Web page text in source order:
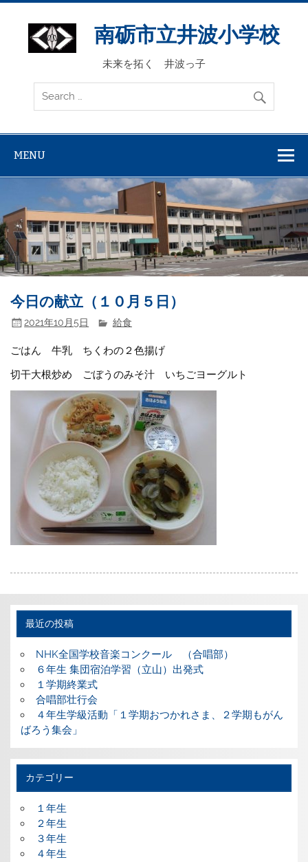
Skip
content
南砺市立井波小学校
未来を拓く 井波っ子
MENU
今日の献立（１０月５日）
2021年10月5日 給食
ごはん 牛乳 ちくわの２色揚げ
切干大根炒め ごぼうのみそ汁 いちごヨーグルト
最近の投稿
NHK全国学校音楽コンクール （合唱部）
６年生 集団宿泊学習（立山）出発式
１学期終業式
合唱部壮行会
４年生学級活動「１学期おつかれさま、２学期もがん
ばろう集会」
カテゴリー
１年生
２年生
３年生
４年生